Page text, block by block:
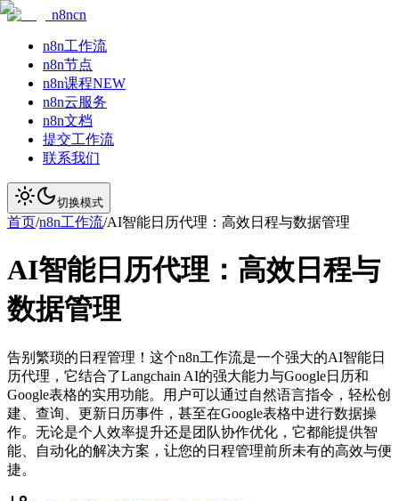
n8ncn
n8n工作流
n8n节点
n8n课程NEW
n8n云服务
n8n文档
提交工作流
联系我们
切换模式
首页/n8n工作流/AI智能日历代理：高效日程与数据管理
AI智能日历代理：高效日程与
数据管理
告别繁琐的日程管理！这个n8n工作流是一个强大的AI智能日
历代理，它结合了Langchain AI的强大能力与Google日历和
Google表格的实用功能。用户可以通过自然语言指令，轻松创
建、查询、更新日历事件，甚至在Google表格中进行数据操
作。无论是个人效率提升还是团队协作优化，它都能提供智
能、自动化的解决方案，让您的日程管理前所未有的高效与便
捷。